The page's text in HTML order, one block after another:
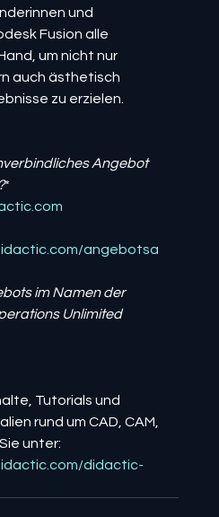
und
Fusion alle
um nicht nur
auch ästhetisch
zu erzielen.
Angebot
*
angebotsa
im Namen der
Unlimited
Tutorials und
rund um CAD, CAM,
unter:
didactic-